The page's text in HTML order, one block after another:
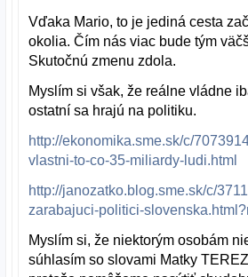
Vďaka Mario, to je jediná cesta
okolia. Čím nás viac bude tým
Skutočnú zmenu zdola.
Myslím si však, že reálne vládne
ostatní sa hrajú na politiku.
http://ekonomika.sme.sk/c/
vlastni-to-co-35-miliardy-ludi.html
http://janozatko.blog.sme.sk/c/
zarabajuci-politici-
Myslím si, že niektorým osobám
súhlasím so slovami Matky